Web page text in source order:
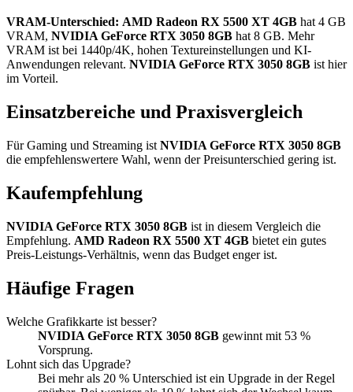
VRAM-Unterschied: AMD Radeon RX 5500 XT 4GB hat 4 GB
VRAM, NVIDIA GeForce RTX 3050 8GB hat 8 GB. Mehr
VRAM ist bei 1440p/4K, hohen Textureinstellungen und KI-
Anwendungen relevant. NVIDIA GeForce RTX 3050 8GB ist hier
im Vorteil.
Einsatzbereiche und Praxisvergleich
Für Gaming und Streaming ist NVIDIA GeForce RTX 3050 8GB
die empfehlenswertere Wahl, wenn der Preisunterschied gering ist.
Kaufempfehlung
NVIDIA GeForce RTX 3050 8GB ist in diesem Vergleich die
Empfehlung. AMD Radeon RX 5500 XT 4GB bietet ein gutes
Preis-Leistungs-Verhältnis, wenn das Budget enger ist.
Häufige Fragen
Welche Grafikkarte ist besser?
NVIDIA GeForce RTX 3050 8GB gewinnt mit 53 %
Vorsprung.
Lohnt sich das Upgrade?
Bei mehr als 20 % Unterschied ist ein Upgrade in der Regel